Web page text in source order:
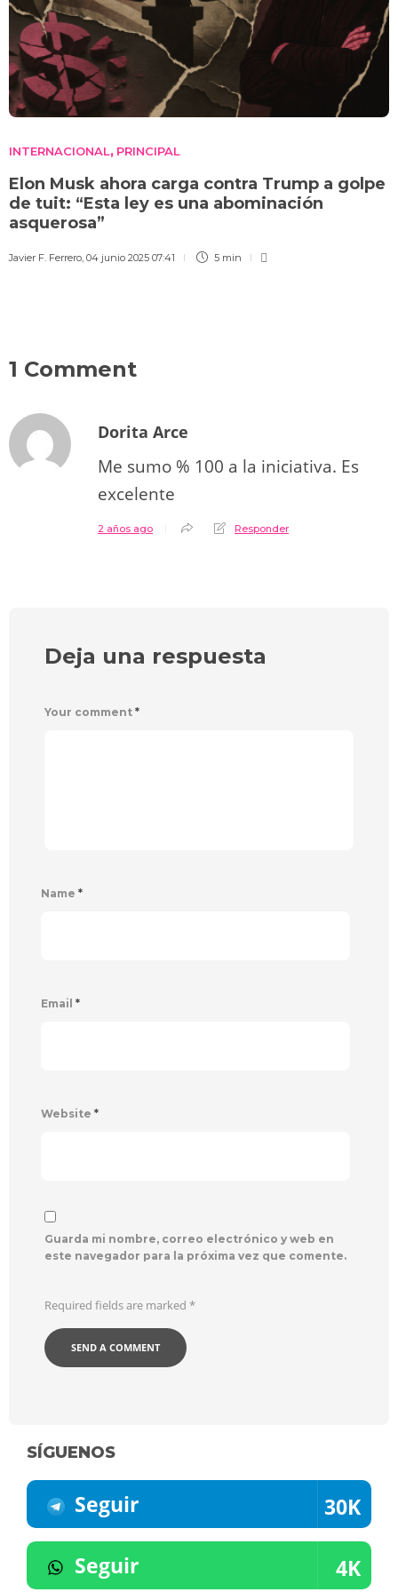
INTERNACIONAL, PRINCIPAL
Elon Musk ahora carga contra Trump a golpe
de tuit: “Esta ley es una abominación
asquerosa”
Javier F. Ferrero, 04 junio 2025 07:41 5 min
1 Comment
Dorita Arce
Me sumo % 100 a la iniciativa. Es
excelente
2 años ago Responder
Deja una respuesta
Your comment *
Name *
Email *
Website *
Guarda mi nombre, correo electrónico y web en
este navegador para la próxima vez que comente.
Required fields are marked *
SÍGUENOS
Seguir 30K
Seguir 4K